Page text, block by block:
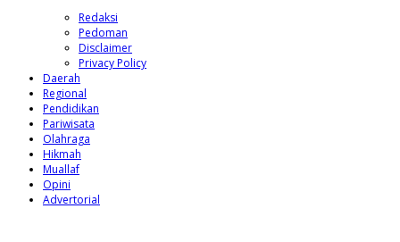
Redaksi
Pedoman
Disclaimer
Privacy Policy
Daerah
Regional
Pendidikan
Pariwisata
Olahraga
Hikmah
Muallaf
Opini
Advertorial